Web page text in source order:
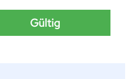
Gültig